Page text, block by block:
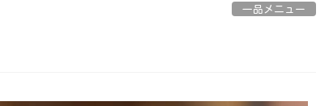
一品メニュー